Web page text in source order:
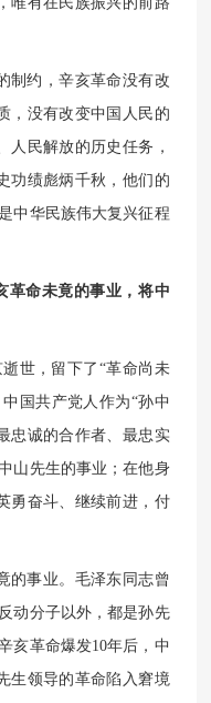
制约，辛亥革命没有改
，没有改变中国人民的
人民解放的历史任务，
功绩彪炳千秋，他们的
中华民族伟大复兴征程
革命未竟的事业，将中
世，留下了“革命尚未
国共产党人作为“孙中
忠诚的合作者、最忠实
山先生的事业；在他身
勇奋斗、继续前进，付
的事业。毛泽东同志曾
动分子以外，都是孙先
亥革命爆发10年后，中
生领导的革命陷入窘境